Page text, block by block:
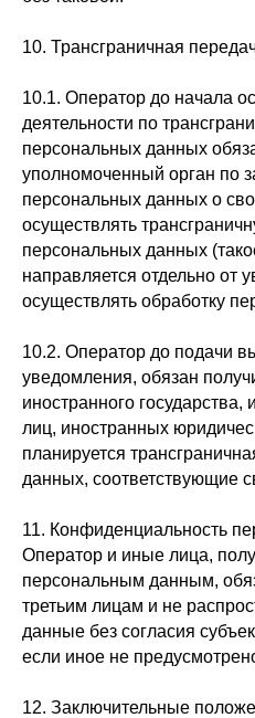
10. Трансграничная
10.1. Оператор до начала
деятельности по
персональных данных
уполномоченный орган по
персональных данных о
осуществлять
персональных данных
направляется отдельно от
осуществлять обработку
10.2. Оператор до подачи
уведомления, обязан
иностранного
лиц, иностранных
планируется
данных, соответствующие
11. Конфиденциальность
Оператор и иные лица,
персональным данным,
третьим лицам и не
данные без согласия
если иное не
12. Заключительные